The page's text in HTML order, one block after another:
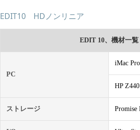
EDIT10 HDノンリニア
EDIT 10、機材一覧
PC
iMac Pro
HP
ストレージ Promise